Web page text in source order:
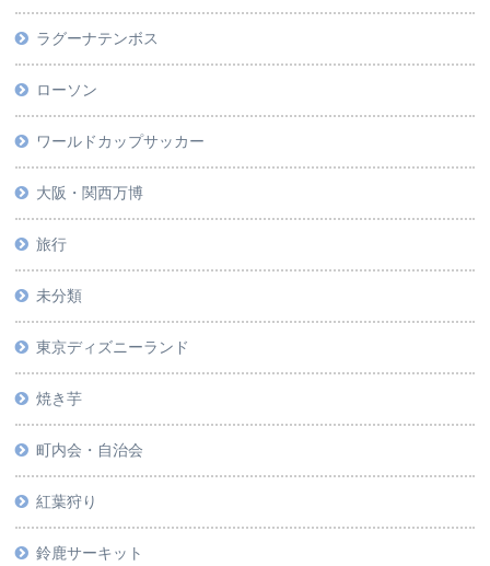
ラグーナテンボス
ローソン
ワールドカップサッカー
大阪・関西万博
旅行
未分類
東京ディズニーランド
焼き芋
町内会・自治会
紅葉狩り
鈴鹿サーキット